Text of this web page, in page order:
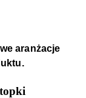
aranżacje